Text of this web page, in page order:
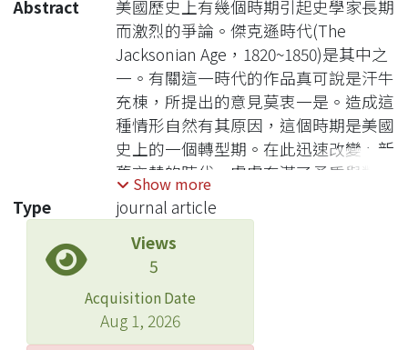
Abstract
美國歷史上有幾個時期引起史學家長期
而激烈的爭論。傑克遜時代(The
Jacksonian Age，1820~1850)是其中之
一。有關這一時代的作品真可說是汗牛
充棟，所提出的意見莫衷一是。造成這
種情形自然有其原因，這個時期是美國
史上的一個轉型期。在此迅速改變、新
舊交替的時代，處處充滿了矛盾與對
立。就實際的歷史研究而論，美國的史
學解釋至少已經歷了四次改變。此即流
行於十九世紀後期的惠格派史學(the
Whig historiography)、二十世紀最初四
十餘年的進步派史學(the Progressive
historiography)、一九五○年代與一九
六○年代初期的新保守史學或諧和派史
Show more
Type
journal article
Views
5
Acquisition Date
Aug 1, 2026